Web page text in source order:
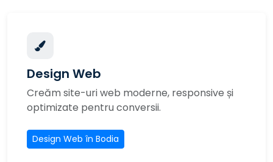
Design Web
Creăm site-uri web moderne, responsive și
optimizate pentru conversii.
Design Web în Bodia